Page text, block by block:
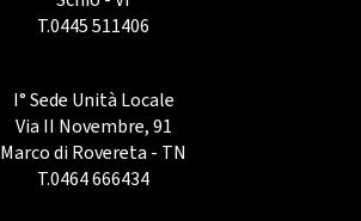
T.0445 511406
I° Sede Unità Locale
Via II Novembre, 91
Marco di Rovereta - TN
T.0464 666434